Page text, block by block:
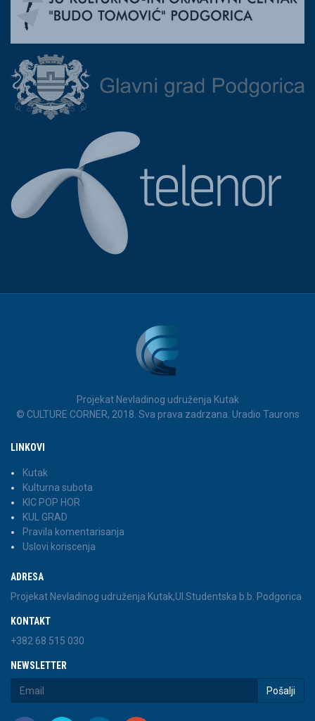
Projekat Nevladinog udruženja Kutak
© CULTURE CORNER, 2018. Sva prava zadrzana. Uradio Taurons
LINKOVI
Kutak
Kulturna subota
KIC POP HOR
KUL GRAD
Pravila komentarisanja
Uslovi koriscenja
ADRESA
Projekat Nevladinog udruženja Kutak,Ul.Studentska b.b. Podgorica
KONTAKT
+382 68 515 030
NEWSLETTER
Pošalji